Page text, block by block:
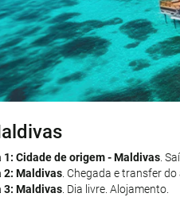
1: Cidade de origem - Maldivas.
2: Maldivas. Chegada e transfer
3: Maldivas. Dia livre. Alojamento.
6: Maldivas - Dubai. À hora
em Dubai por conta
7: Dubai. Dia livre. Alojamento.